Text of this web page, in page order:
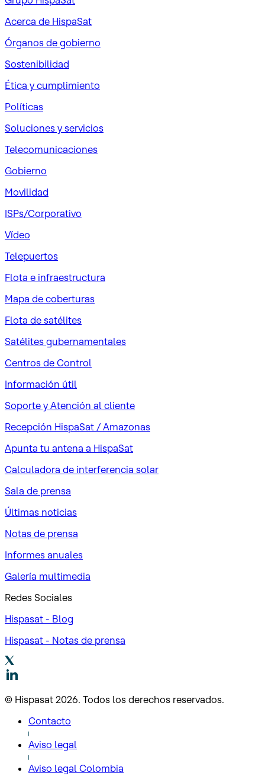
Acerca de HispaSat
Órganos de gobierno
Sostenibilidad
Ética y cumplimiento
Políticas
Soluciones y servicios
Telecomunicaciones
Gobierno
Movilidad
ISPs/Corporativo
Vídeo
Telepuertos
Flota e infraestructura
Mapa de coberturas
Flota de satélites
Satélites gubernamentales
Centros de Control
Información útil
Soporte y Atención al cliente
Recepción HispaSat / Amazonas
Apunta tu antena a HispaSat
Calculadora de interferencia solar
Sala de prensa
Últimas noticias
Notas de prensa
Informes anuales
Galería multimedia
Redes Sociales
Hispasat - Blog
Hispasat - Notas de prensa
© Hispasat 2026. Todos los derechos reservados.
Contacto
Aviso legal
Aviso legal Colombia